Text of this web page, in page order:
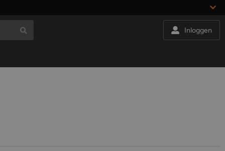
Inloggen